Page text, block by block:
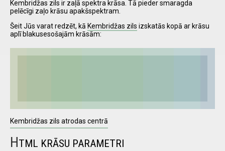
I have
read and
accept the
terms and
Kembridžas zils ir zaļā spektra krāsa. Tā pieder smaragda
pelēcīgi zaļo krāsu apakšspektram.
Šeit Jūs varat redzēt, kā Kembridžas zils izskatās kopā ar krāsu
aplī blakusesošajām krāsām:
Kembridžas zils atrodas centrā
HTML KRĀSU PARAMETRI